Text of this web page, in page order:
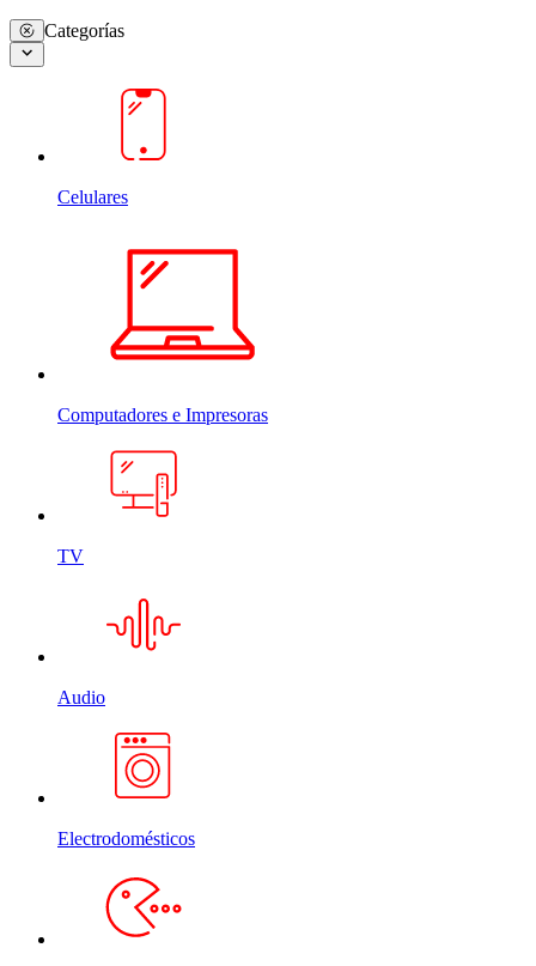
Categorías
Celulares
Computadores e Impresoras
TV
Audio
Electrodomésticos